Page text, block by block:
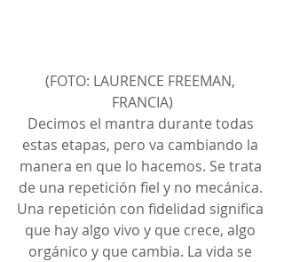
(FOTO: LAURENCE FREEMAN,
FRANCIA)
Decimos el mantra durante todas
estas etapas, pero va cambiando la
manera en que lo hacemos. Se trata
de una repetición fiel y no mecánica.
Una repetición con fidelidad significa
que hay algo vivo y que crece, algo
orgánico y que cambia. La vida se